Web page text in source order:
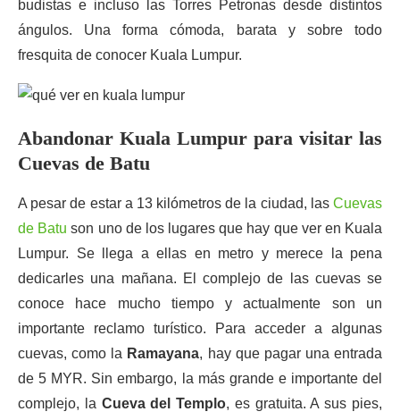
budistas e incluso las Torres Petronas desde distintos
ángulos. Una forma cómoda, barata y sobre todo
fresquita de conocer Kuala Lumpur.
Abandonar Kuala Lumpur para visitar las
Cuevas de Batu
A pesar de estar a 13 kilómetros de la ciudad, las Cuevas
de Batu son uno de los lugares que hay que ver en Kuala
Lumpur. Se llega a ellas en metro y merece la pena
dedicarles una mañana. El complejo de las cuevas se
conoce hace mucho tiempo y actualmente son un
importante reclamo turístico. Para acceder a algunas
cuevas, como la Ramayana, hay que pagar una entrada
de 5 MYR. Sin embargo, la más grande e importante del
complejo, la Cueva del Templo, es gratuita. A sus pies,